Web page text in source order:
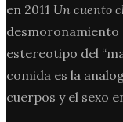
en 2011 Un cuento
desmoronamiento
estereotipo del
comida es la
cuerpos y el sexo